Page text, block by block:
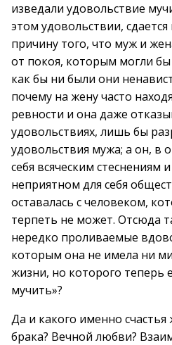
изведали удовольствие
этом удовольствии,
причину того, что муж и
от покоя, которым могли бы
как бы ни были они
почему на жену часто
ревности и она даже
удовольствиях, лишь бы
удовольствия мужа; а он, в
себя всяческим стеснениям
неприятном для себя
оставалась с человеком,
терпеть не может. Отсюда
нередко проливаемые
которым она не имела ни
жизни, но которого теперь
мучить»?
Да и какого именно
брака? Вечной любви?